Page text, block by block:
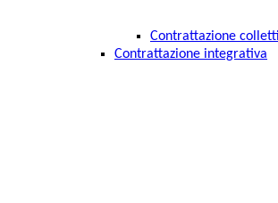
Contrattazione
Contrattazione integrativa